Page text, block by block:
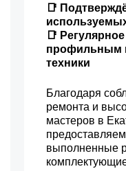
📑
📑
профильным
техники
Благодаря
ремонта и
мастеров в
выполненные